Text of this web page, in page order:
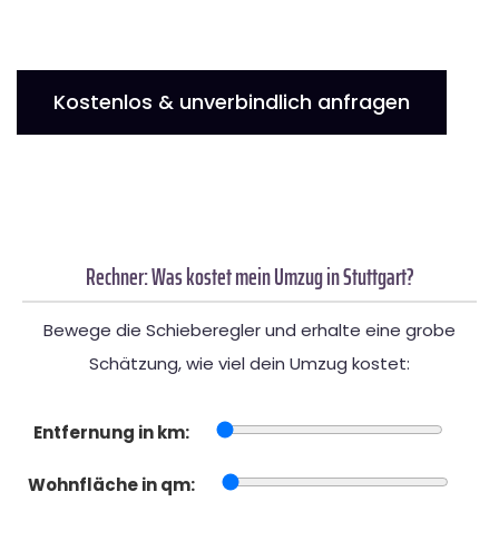
Kostenlos & unverbindlich anfragen
Rechner: Was kostet mein Umzug in Stuttgart?
Bewege die Schieberegler und erhalte eine grobe
Schätzung, wie viel dein Umzug kostet:
Entfernung in km:
Wohnfläche in qm: